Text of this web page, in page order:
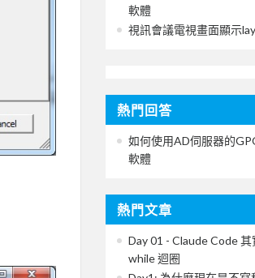
軟體
視訊會議電視畫面顯示
熱門回答
如何使用AD伺服器的
軟體
熱門文章
Day 01 - Claude Code
while 迴圈